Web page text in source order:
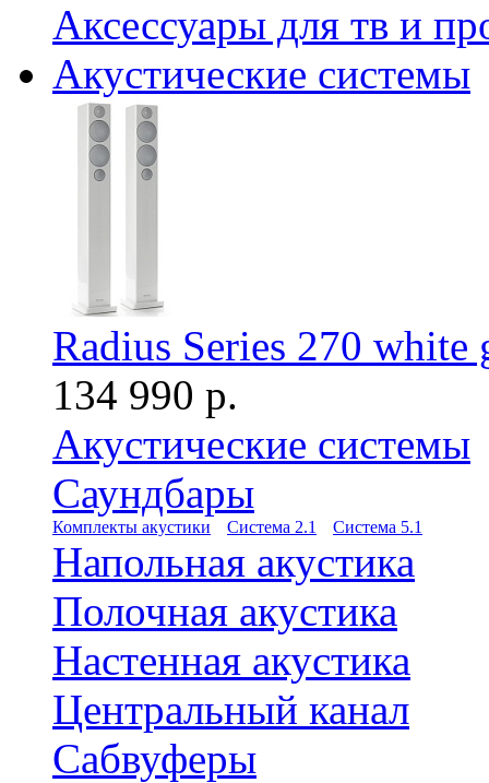
Аксессуары для тв и
Акустические системы
Radius Series 270 white
134 990 р.
Акустические системы
Саундбары
Комплекты акустики Система 2.1 Система 5.1
Напольная акустика
Полочная акустика
Настенная акустика
Центральный канал
Сабвуферы